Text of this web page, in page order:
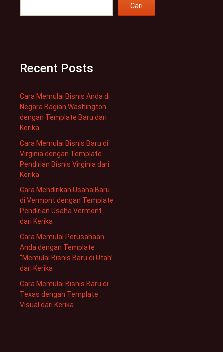
Cari
Recent Posts
Cara Memulai Bisnis Anda di
Negara Bagian Washington
dengan Template Baru dari
Kerika
Cara Memulai Bisnis Baru di
Virginia dengan Template
Pendirian Bisnis Virginia dari
Kerika
Cara Mendirikan Usaha Baru
di Vermont dengan Template
Pendirian Usaha Vermont
dari Kerika
Cara Memulai Perusahaan
Anda dengan Template
“Memulai Bisnis Baru di Utah”
dari Kerika
Cara Memulai Bisnis Baru di
Texas dengan Template
Visual dari Kerika